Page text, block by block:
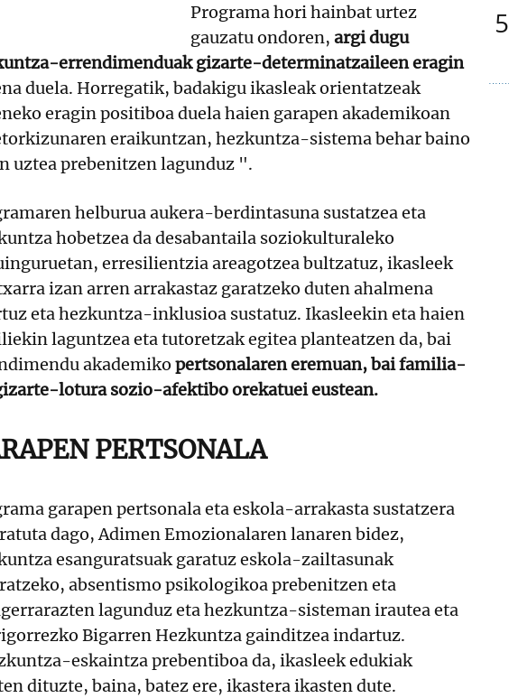
Programa hori hainbat urtez
gauzatu ondoren,argi dugu
errendimenduak gizarte-determinatzaileen eragin
duela. Horregatik, badakigu ikasleak orientatzeak
eragin positiboa duela haien garapen akademikoan
eraikuntzan, hezkuntza-sistema behar baino
uztea prebenitzen lagunduz ".
helburua aukera-berdintasuna sustatzea eta
hobetzea da desabantaila soziokulturaleko
erresilientzia areagotzea bultzatuz, ikasleek
izan arren arrakastaz garatzeko duten ahalmena
eta hezkuntza-inklusioa sustatuz. Ikasleekin eta haien
laguntzea eta tutoretzak egitea planteatzen da, bai
akademiko pertsonalaren eremuan, bai familia-
lotura sozio-afektibo orekatuei eustean.
PERTSONALA
garapen pertsonala eta eskola-arrakasta sustatzera
dago, Adimen Emozionalaren lanaren bidez,
esanguratsuak garatuz eskola-zailtasunak
absentismo psikologikoa prebenitzen eta
lagunduz eta hezkuntza-sisteman irautea eta
Bigarren Hezkuntza gainditzea indartuz.
eskaintza prebentiboa da, ikasleek edukiak
dituzte, baina, batez ere, ikastera ikasten dute.
5